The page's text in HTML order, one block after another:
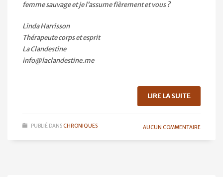
femme sauvage et je l’assume fièrement et vous ?
Linda Harrisson
Thérapeute corps et esprit
La Clandestine
info@laclandestine.me
LIRE LA SUITE
PUBLIÉ DANSCHRONIQUES AUCUN COMMENTAIRE